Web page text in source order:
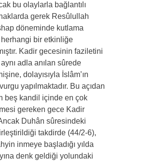
bu olaylarla bağlantılı
gerek Resûlullah
döneminde kutlama
bir etkinliğe
Kadir gecesinin faziletini
adla anılan sûrede
dolayısıyla İslâm’ın
yapılmaktadır. Bu açıdan
beş kandil içinde en çok
gereken gece Kadir
Duhân sûresindeki
takdirde (44/2-6),
inmeye başladığı yılda
denk geldiği yolundaki